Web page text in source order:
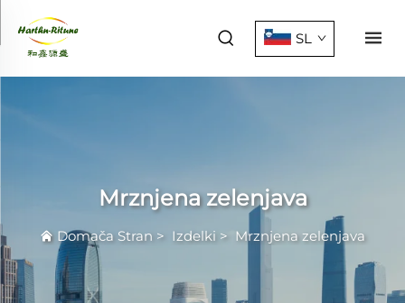
SL
Mrznjena zelenjava
Domača Stran > Izdelki > Mrznjena zelenjava